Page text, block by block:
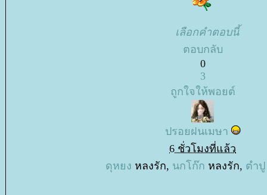
เลือกคำตอบนี้
ตอบกลับ
0
3
ถูกใจให้พอยต์
ปรอยฝนเมษา
6 ชั่วโมงที่แล้ว
ดุหยง หลงรัก, นกโก๊ก หลงรัก, ตำปู